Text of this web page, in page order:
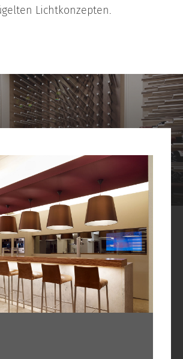
Lichtkonzepten.